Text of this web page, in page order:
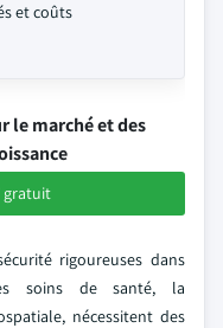
et coûts
le marché et des
gratuit
rigoureuses dans
soins de santé, la
nécessitent des